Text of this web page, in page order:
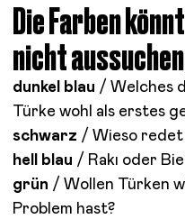
Die Farben
nicht
dunkel blau / Welches
Türke wohl als erstes
schwarz / Wieso
hell blau / Rakı oder
grün / Wollen Türken
Problem hast?